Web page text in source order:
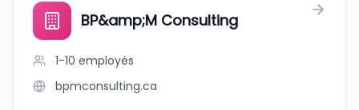
BP&amp;M Consulting
1-10 employés
bpmconsulting.ca